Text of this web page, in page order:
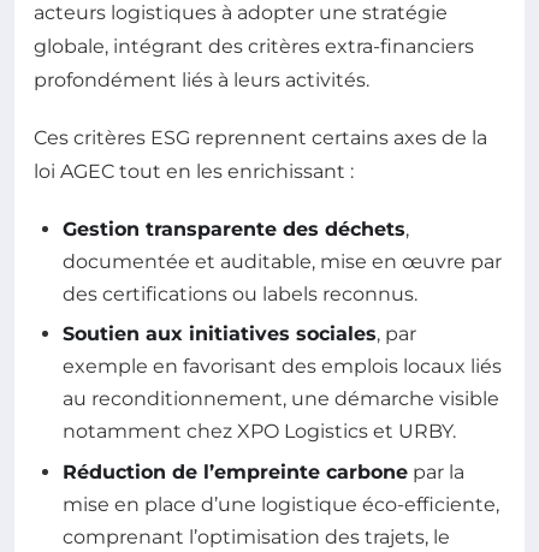
acteurs logistiques à adopter une stratégie
globale, intégrant des critères extra-financiers
profondément liés à leurs activités.
Ces critères ESG reprennent certains axes de la
loi AGEC tout en les enrichissant :
Gestion transparente des déchets,
documentée et auditable, mise en œuvre par
des certifications ou labels reconnus.
Soutien aux initiatives sociales, par
exemple en favorisant des emplois locaux liés
au reconditionnement, une démarche visible
notamment chez XPO Logistics et URBY.
Réduction de l’empreinte carbone par la
mise en place d’une logistique éco-efficiente,
comprenant l’optimisation des trajets, le